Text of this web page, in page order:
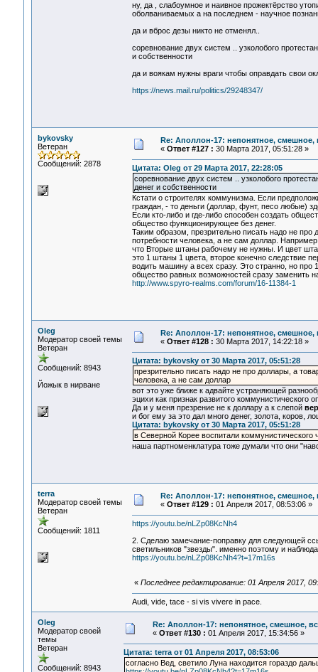
ну, да , слабоумное и наивное прожектёрство
оболваниваемых а на последнем - научное
да и вброс дезы никто не отменял..
соревнование двух систем .. узколобого
и собственности
да и воякам нужны враги чтобы оправдать свои
https://news.mail.ru/politics/29248347/
bykovsky
Ветеран
Сообщений: 2878
Re: Аполлон-17: непонятное, смешное,
« Ответ #127 : 30 Марта 2017, 05:51:28 »
Цитата: Oleg от 29 Марта 2017, 22:28:05
соревнование двух систем .. узколобого
денег и собственности
Кстати о строителях коммунизма. Если
граждан, - то деньги (доллар, фунт, песо любые)
Если кто-либо и где-либо способен создать
общество функционирующее без денег.
Таким образом, презрительно писать надо не
потребности человека, а не сам доллар.
что Вторые штаны рабочему не нужны. И цвет
это 1 штаны 1 цвета, второе конечно следствие
водить машину а всех сразу. Это странно, но про
общество равных возможностей сразу заменить
http://www.spyro-realms.com/forum/16-11384-1
Oleg
Модератор своей темы
Ветеран
Сообщений: 8943
Йожык в нирване
Re: Аполлон-17: непонятное, смешное,
« Ответ #128 : 30 Марта 2017, 14:22:18 »
Цитата: bykovsky от 30 Марта 2017, 05:51:28
презрительно писать надо не про доллары, а
человека, а не сам доллар
вот это уже ближе к адвайте устраняющей
эцихи как признак развитого коммунистического
Да и у меня презрение не к доллару а к слепой
и бог ему за это дал много денег, золота, коров,
Цитата: bykovsky от 30 Марта 2017, 05:51:28
в Северной Корее воспитали
наша партноменклатура тоже думали что они
terra
Модератор своей темы
Ветеран
Сообщений: 1811
Re: Аполлон-17: непонятное, смешное,
« Ответ #129 : 01 Апреля 2017, 08:53:06 »
https://youtu.be/nLZp08KcNh4
2. Сделаю замечание-поправку для следующей
светильников "звезды". именно поэтому и
https://youtu.be/nLZp08KcNh4?t=17m16s
« Последнее редактирование: 01 Апреля 2017,
Audi, vide, tace - si vis vivere in pace.
Oleg
Модератор своей
темы
Ветеран
Сообщений: 8943
Re: Аполлон-17: непонятное, смешное,
« Ответ #130 : 01 Апреля 2017, 15:34:56 »
Цитата: terra от 01 Апреля 2017, 08:53:06
согласно Вед, светило Луна находится гораздо